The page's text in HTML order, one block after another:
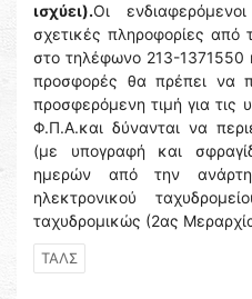
ισχύει).Οι
σχετικές πληροφορίες από
στο τηλέφωνο 213-1371550
προσφορές θα πρέπει να
προσφερόμενη τιμή για τις
Φ.Π.Α.και δύνανται να
(με υπογραφή και
ημερών από την
ηλεκτρονικού
ταχυδρομικώς (2ας
ΤΑΛΣ